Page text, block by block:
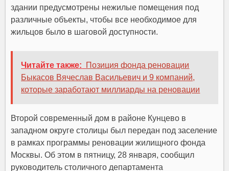
здании предусмотрены нежилые помещения под
различные объекты, чтобы все необходимое для
жильцов было в шаговой доступности.
Читайте также:
Позиция фонда реновации
Быкасов Вячеслав Васильевич и 9 компаний,
которые заработают миллиарды на реновации
Второй современный дом в районе Кунцево в
западном округе столицы был передан под заселение
в рамках программы реновации жилищного фонда
Москвы. Об этом в пятницу, 28 января, сообщил
руководитель столичного департамента